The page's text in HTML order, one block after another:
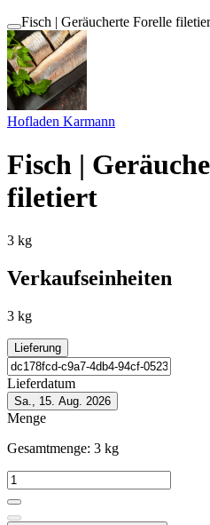
Fisch | Geräucherte Forelle
Hofladen Karmann
Fisch |
filetiert
3 kg
Verkaufseinheiten
3 kg
Lieferung
Lieferdatum
Sa., 15. Aug. 2026
Menge
Gesamtmenge: 3 kg